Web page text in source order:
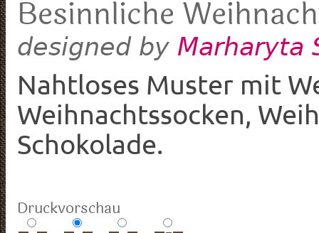
Besinnliche
designed by Marharyta
Nahtloses Muster mit
Weihnachtssocken,
Schokolade.
Druckvorschau